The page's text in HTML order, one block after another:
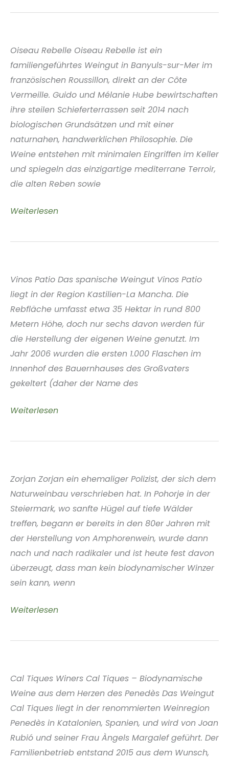
Vida
Oiseau Rebelle Oiseau Rebelle ist ein
familiengeführtes Weingut in Banyuls-sur-Mer im
französischen Roussillon, direkt an der Côte
Vermeille. Guido und Mélanie Hube bewirtschaften
ihre steilen Schieferterrassen seit 2014 nach
biologischen Grundsätzen und mit einer
naturnahen, handwerklichen Philosophie. Die
Weine entstehen mit minimalen Eingriffen im Keller
und spiegeln das einzigartige mediterrane Terroir,
die alten Reben sowie
Oiseau
Roussillon
Weiterlesen
Vinos Patio Das spanische Weingut Vinos Patio
liegt in der Region Kastilien-La Mancha. Die
Rebfläche umfasst etwa 35 Hektar in rund 800
Metern Höhe, doch nur sechs davon werden für
die Herstellung der eigenen Weine genutzt. Im
Jahr 2006 wurden die ersten 1.000 Flaschen im
Innenhof des Bauernhauses des Großvaters
gekeltert (daher der Name des
Vinos
la
Weiterlesen
Zorjan Zorjan ein ehemaliger Polizist, der sich dem
Naturweinbau verschrieben hat. In Pohorje in der
Steiermark, wo sanfte Hügel auf tiefe Wälder
treffen, begann er bereits in den 80er Jahren mit
der Herstellung von Amphorenwein, wurde dann
nach und nach radikaler und ist heute fest davon
überzeugt, dass man kein biodynamischer Winzer
sein kann, wenn
Weingut
Pohorje
Weiterlesen
Cal Tiques Winers Cal Tiques – Biodynamische
Weine aus dem Herzen des Penedès Das Weingut
Cal Tiques liegt in der renommierten Weinregion
Penedès in Katalonien, Spanien, und wird von Joan
Rubió und seiner Frau Àngels Margalef geführt. Der
Familienbetrieb entstand 2015 aus dem Wunsch,